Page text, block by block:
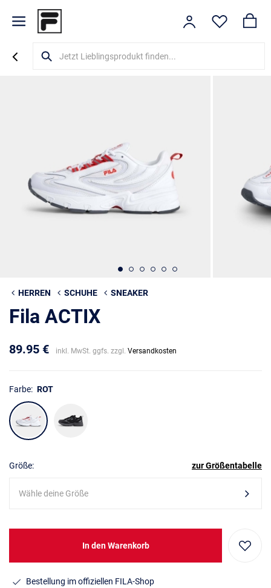
HERREN SCHUHE SNEAKER
Fila ACTIX
89.95 € inkl. MwSt. ggfs. zzgl. Versandkosten
Farbe: ROT
Größe: zur Größentabelle
Wähle deine Größe
In den Warenkorb
Bestellung im offiziellen FILA-Shop